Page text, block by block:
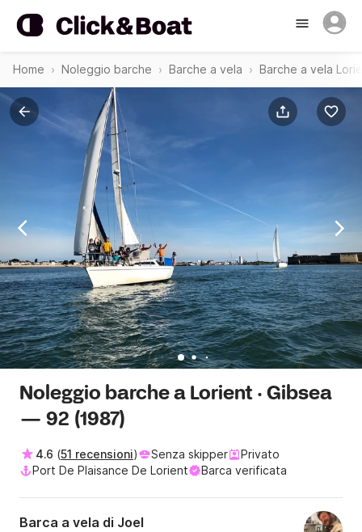
Home Noleggio barche Barche a vela Barche a vela
Noleggio barche a Lorient · Gibsea
— 92 (1987)
4.6 (51 recensioni) Senza skipper
Privato
Port De Plaisance De Lorient
Barca verificata
Barca a vela di Joel